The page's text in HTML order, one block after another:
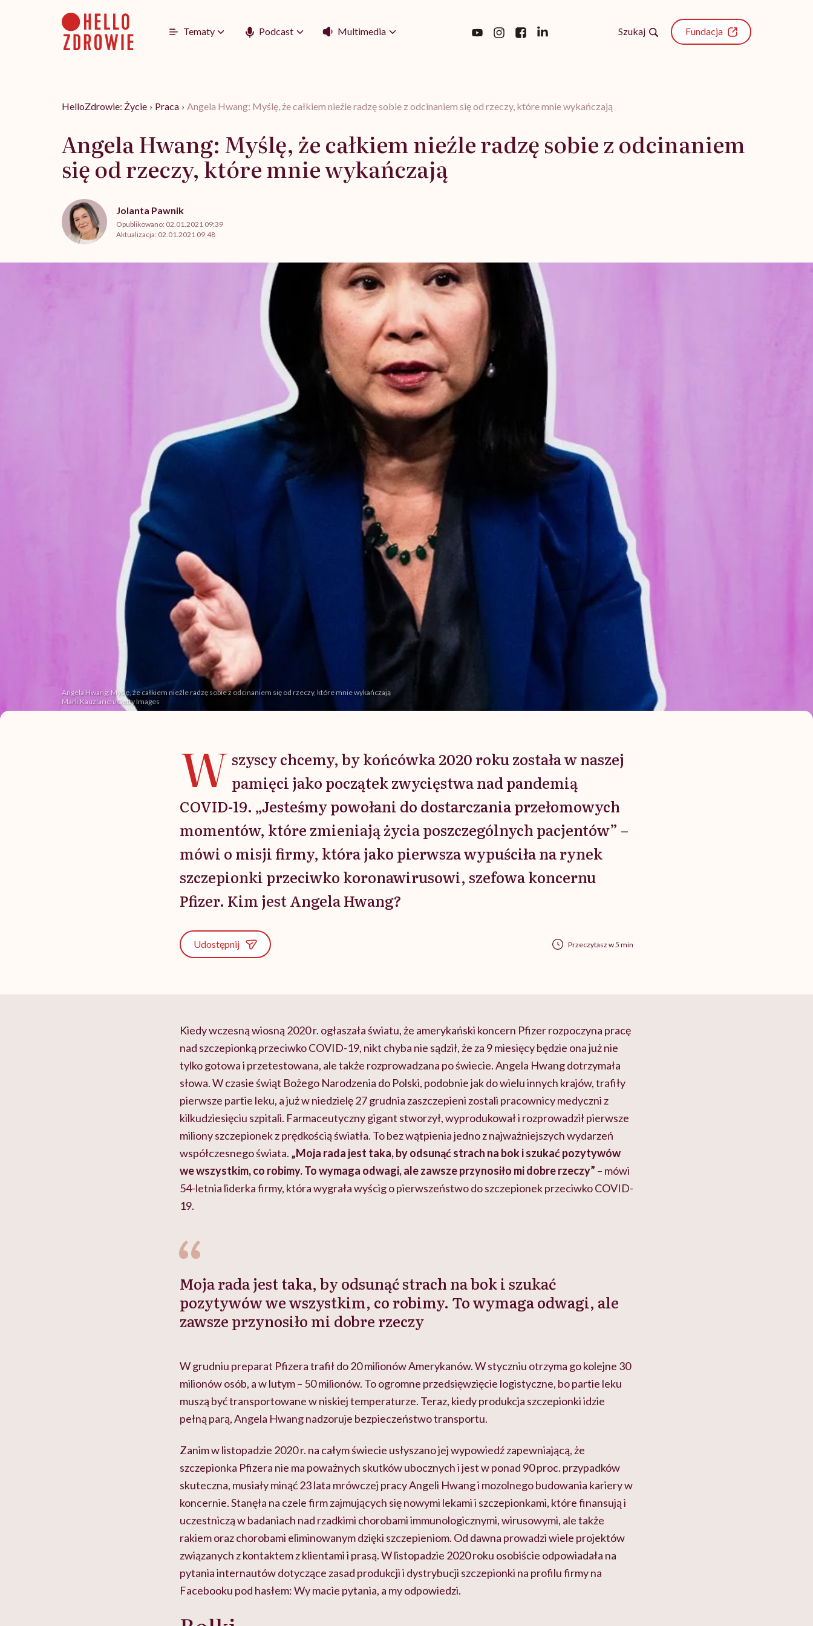
Tematy Podcast Multimedia Szukaj Fundacja
HelloZdrowie: Życie › Praca › Angela Hwang: Myślę, że całkiem nieźle radzę sobie z odcinaniem się od rzeczy, które mnie wykańczają
Angela Hwang: Myślę, że całkiem nieźle radzę sobie z odcinaniem
się od rzeczy, które mnie wykańczają
Jolanta Pawnik
Opublikowano: 02.01.2021 09:39
Aktualizacja: 02.01.2021 09:48
Angela Hwang: Myślę, że całkiem nieźle radzę sobie z odcinaniem się od rzeczy, które mnie wykańczają
Mark Kauzlarich/Getty Images
W szyscy chcemy, by końcówka 2020 roku została w naszej
pamięci jako początek zwycięstwa nad pandemią
COVID-19. „Jesteśmy powołani do dostarczania przełomowych
momentów, które zmieniają życia poszczególnych pacjentów” –
mówi o misji firmy, która jako pierwsza wypuściła na rynek
szczepionki przeciwko koronawirusowi, szefowa koncernu
Pfizer. Kim jest Angela Hwang?
Udostępnij Przeczytasz w 5 min
Kiedy wczesną wiosną 2020 r. ogłaszała światu, że amerykański koncern Pfizer rozpoczyna pracę
nad szczepionką przeciwko COVID-19, nikt chyba nie sądził, że za 9 miesięcy będzie ona już nie
tylko gotowa i przetestowana, ale także rozprowadzana po świecie. Angela Hwang dotrzymała
słowa. W czasie świąt Bożego Narodzenia do Polski, podobnie jak do wielu innych krajów, trafiły
pierwsze partie leku, a już w niedzielę 27 grudnia zaszczepieni zostali pracownicy medyczni z
kilkudziesięciu szpitali. Farmaceutyczny gigant stworzył, wyprodukował i rozprowadził pierwsze
miliony szczepionek z prędkością światła. To bez wątpienia jedno z najważniejszych wydarzeń
współczesnego świata. „Moja rada jest taka, by odsunąć strach na bok i szukać pozytywów
we wszystkim, co robimy. To wymaga odwagi, ale zawsze przynosiło mi dobre rzeczy” – mówi
54-letnia liderka firmy, która wygrała wyścig o pierwszeństwo do szczepionek przeciwko COVID-
19.
Moja rada jest taka, by odsunąć strach na bok i szukać
pozytywów we wszystkim, co robimy. To wymaga odwagi, ale
zawsze przynosiło mi dobre rzeczy
W grudniu preparat Pfizera trafił do 20 milionów Amerykanów. W styczniu otrzyma go kolejne 30
milionów osób, a w lutym – 50 milionów. To ogromne przedsięwzięcie logistyczne, bo partie leku
muszą być transportowane w niskiej temperaturze. Teraz, kiedy produkcja szczepionki idzie
pełną parą, Angela Hwang nadzoruje bezpieczeństwo transportu.
Zanim w listopadzie 2020 r. na całym świecie usłyszano jej wypowiedź zapewniającą, że
szczepionka Pfizera nie ma poważnych skutków ubocznych i jest w ponad 90 proc. przypadków
skuteczna, musiały minąć 23 lata mrówczej pracy Angeli Hwang i mozolnego budowania kariery w
koncernie. Stanęła na czele firm zajmujących się nowymi lekami i szczepionkami, które finansują i
uczestniczą w badaniach nad rzadkimi chorobami immunologicznymi, wirusowymi, ale także
rakiem oraz chorobami eliminowanym dzięki szczepieniom. Od dawna prowadzi wiele projektów
związanych z kontaktem z klientami i prasą. W listopadzie 2020 roku osobiście odpowiadała na
pytania internautów dotyczące zasad produkcji i dystrybucji szczepionki na profilu firmy na
Facebooku pod hasłem: Wy macie pytania, a my odpowiedzi.